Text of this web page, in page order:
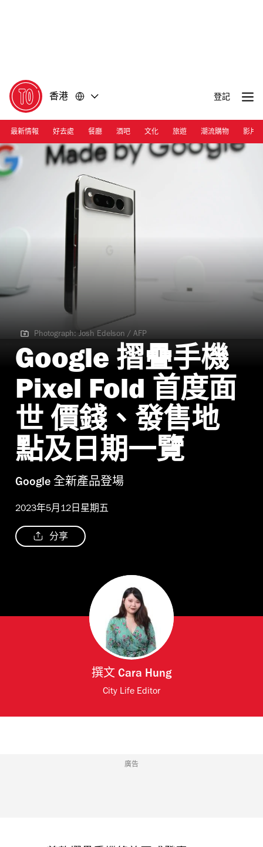
香港 登記
最新情報 好去處 餐廳 酒吧 文化 旅遊 潮流購物 影片
Photograph: Josh Edelson / AFP
Photograph: Josh Edelson / AFP
Google 摺疊手機
Pixel Fold 首度面
世 價錢、發售地
點及日期一覽
Google 全新產品登場
2023年5月12日星期五
分享
撰文 Cara Hung
City Life Editor
廣告